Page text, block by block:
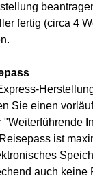
fertig (circa 4
Sie einen
"Weiterführende
ist
auch keine